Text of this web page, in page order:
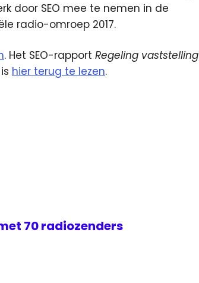
door SEO mee te nemen in de
radio-omroep 2017.
. Het SEO-rapport Regeling vaststelling
hier terug te lezen.
70 radiozenders